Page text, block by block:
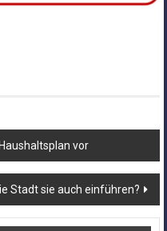
vor
Stadt sie auch einführen?